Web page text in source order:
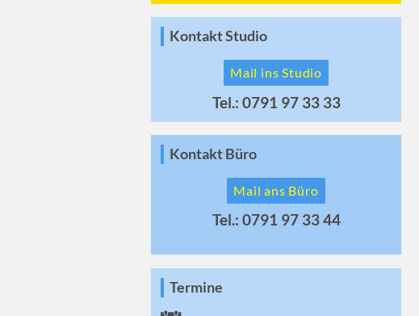
Kontakt Studio
Mail ins Studio
Tel.: 0791 97 33 33
Kontakt Büro
Mail ans Büro
Tel.: 0791 97 33 44
Termine